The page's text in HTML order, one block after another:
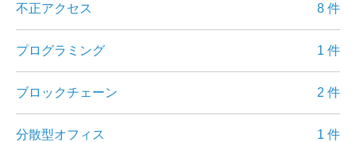
不正アクセス 8 件
プログラミング 1 件
ブロックチェーン 2 件
分散型オフィス 1 件